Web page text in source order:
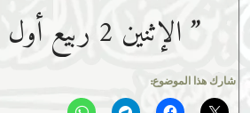
” الإثنين 2 ربيع أول 1447هـ “
شارك هذا الموضوع: